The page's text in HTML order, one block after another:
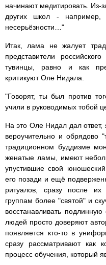
начинают медитировать. Из-
других школ - например,
несерьёзности…"
Итак, лама не жалует
представители
тувинцы, равно и как
критикуют Оле Нидала.
"Говорят, ты был против
учили в руководимых тобой
На это Оле Нидал дал ответ,
вероучительно и обрядово
традиционном буддизме
женатые ламы, имеют
упустившие свой
его позади и ещё
ритуалов, сразу после
группам более "святой" и
восстанавливать
людей просто доверяют
появляется кто-то в
сразу рассматривают как
процесс обучения, который